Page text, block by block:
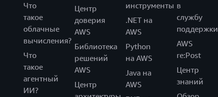
Что
такое
облачные
вычисления?
Что
такое
агентный
ИИ?
Центр
доверия
AWS
Библиотека
решений
AWS
Центр
инструменты
.NET на
AWS
Python
на AWS
Java на
AWS
в
службу
поддержки
AWS
re:Post
Центр
знаний